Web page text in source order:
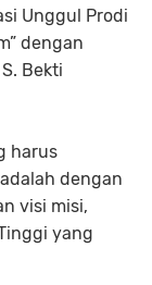
Unggul Prodi
dengan
Bekti
harus
dengan
visi misi,
yang